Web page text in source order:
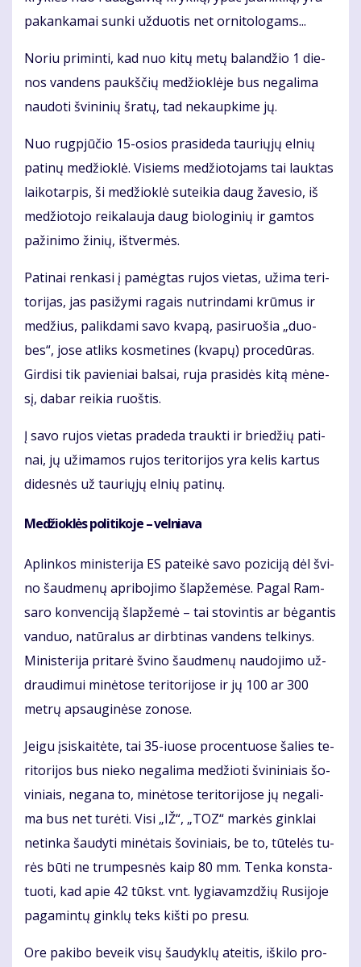
pa­kan­ka­mai sun­ki už­duo­tis net or­ni­to­lo­gams...
No­riu pri­min­ti, kad nuo ki­tų me­tų ba­lan­džio 1 die­
nos van­dens paukš­čių me­džiok­lė­je bus ne­ga­li­ma
nau­do­ti švi­ni­nių šra­tų, tad ne­kaup­ki­me jų.
Nuo rug­pjū­čio 15-osios pra­si­de­da tau­rių­jų el­nių
pa­ti­nų me­džiok­lė. Vi­siems me­džio­to­jams tai lauk­tas
lai­ko­tar­pis, ši me­džiok­lė su­tei­kia daug ža­ve­sio, iš
me­džio­to­jo rei­ka­lau­ja daug bio­lo­gi­nių ir gam­tos
pa­ži­ni­mo ži­nių, iš­tver­mės.
Pa­ti­nai ren­ka­si į pa­mėg­tas ru­jos vie­tas, už­ima te­ri­
to­ri­jas, jas pa­si­žy­mi ra­gais nu­trin­da­mi krū­mus ir
me­džius, pa­lik­da­mi sa­vo kva­pą, pa­si­ruo­šia „duo­
bes“, jo­se at­liks kos­me­ti­nes (kva­pų) pro­ce­dū­ras.
Gir­di­si tik pa­vie­niai bal­sai, ru­ja pra­si­dės ki­tą mė­ne­
sį, da­bar rei­kia ruoš­tis.
Į sa­vo ru­jos vie­tas pra­de­da trauk­ti ir brie­džių pa­ti­
nai, jų už­ima­mos ru­jos te­ri­to­ri­jos yra ke­lis kar­tus
di­des­nės už tau­rių­jų el­nių pa­ti­nų.
Me­džiok­lės po­li­ti­ko­je – vel­nia­va
Ap­lin­kos mi­nis­te­ri­ja ES pa­tei­kė sa­vo po­zi­ci­ją dėl švi­
no šaud­me­nų ap­ri­bo­ji­mo šlap­že­mė­se. Pa­gal Ram­
sa­ro kon­ven­ci­ją šlap­že­mė – tai sto­vin­tis ar bė­gan­tis
van­duo, na­tū­ra­lus ar dirb­ti­nas van­dens tel­ki­nys.
Mi­nis­te­ri­ja pri­ta­rė švi­no šaud­me­nų nau­do­ji­mo už­
drau­di­mui mi­nė­to­se te­ri­to­ri­jo­se ir jų 100 ar 300
met­rų ap­sau­gi­nė­se zo­no­se.
Jei­gu įsi­skai­tė­te, tai 35-iuo­se pro­cen­tuo­se ša­lies te­
ri­to­ri­jos bus nie­ko ne­ga­li­ma me­džio­ti švi­ni­niais šo­
vi­niais, ne­ga­na to, mi­nė­to­se te­ri­to­ri­jo­se jų ne­ga­li­
ma bus net tu­rė­ti. Vi­si „IŽ“, „TOZ“ mar­kės gin­klai
ne­tin­ka šau­dy­ti mi­nė­tais šo­vi­niais, be to, tū­te­lės tu­
rės bū­ti ne trum­pes­nės kaip 80 mm. Ten­ka kon­sta­
tuo­ti, kad apie 42 tūkst. vnt. ly­gia­vamz­džių Ru­si­jo­je
pa­ga­min­tų gin­klų teks kiš­ti po pre­su.
Ore pa­ki­bo be­veik vi­sų šau­dyk­lų at­ei­tis, iš­ki­lo pro­